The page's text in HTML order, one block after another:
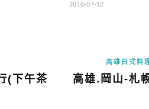
2016-07-12
(下午茶
高雄日式料
高雄.岡山-札